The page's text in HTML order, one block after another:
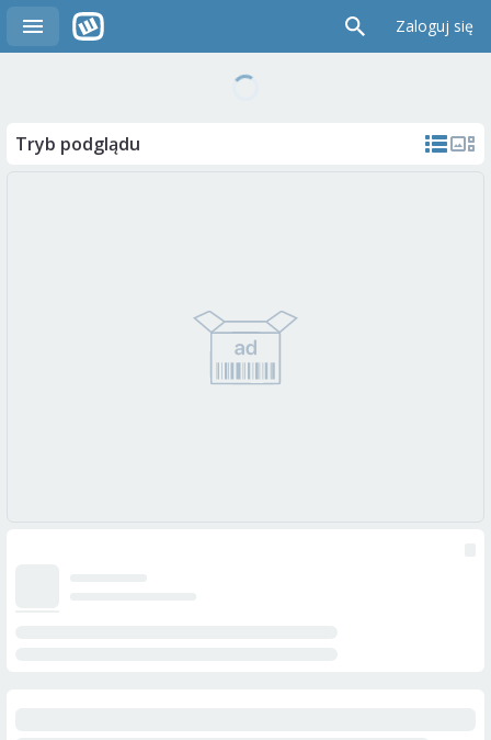
Zaloguj się
Tryb podglądu